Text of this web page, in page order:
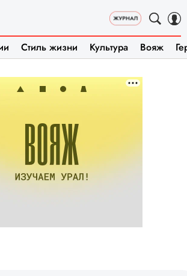
Стиль жизни Культура Вояж